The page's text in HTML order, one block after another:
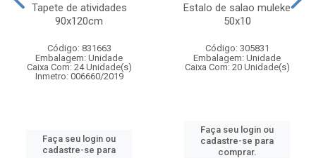
Tapete de atividades
90x120cm
Código: 831663
Embalagem: Unidade
Caixa Com: 24 Unidade(s)
Inmetro: 006660/2019
Faça seu login ou
cadastre-se para
Estalo de salao muleke
50x10
Código: 305831
Embalagem: Unidade
Caixa Com: 20 Unidade(s)
Faça seu login ou
cadastre-se para
comprar.